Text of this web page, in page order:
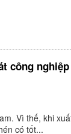
công nghiệp
Vì thế, khi
có tốt...